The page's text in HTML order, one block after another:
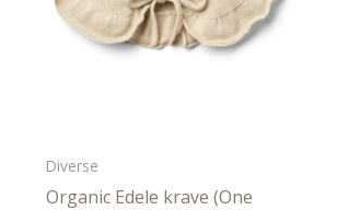
Diverse
Organic Edele krave (One